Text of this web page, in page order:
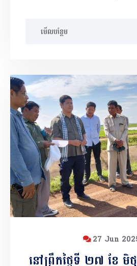
មើលបន្ថែម
27 Jun
នៅព្រឹកថ្ងៃទី ២៧ ខែ មិ